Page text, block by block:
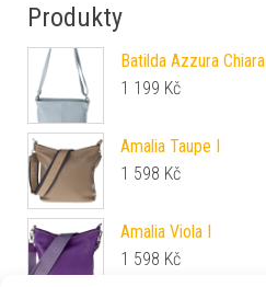
Produkty
Batilda Azzura Chiara
1 199 Kč
Amalia Taupe I
1 598 Kč
Amalia Viola I
1 598 Kč